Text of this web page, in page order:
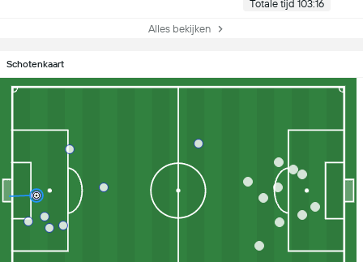
Totale tijd 103:16
Alles bekijken
Schotenkaart